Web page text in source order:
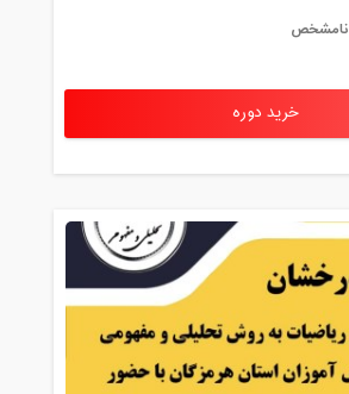
نامشخص
خرید دوره